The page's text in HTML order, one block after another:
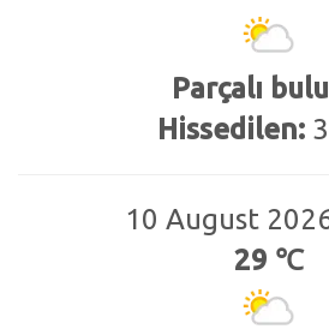
Parçalı
Hissedilen:
10 August
29 ℃